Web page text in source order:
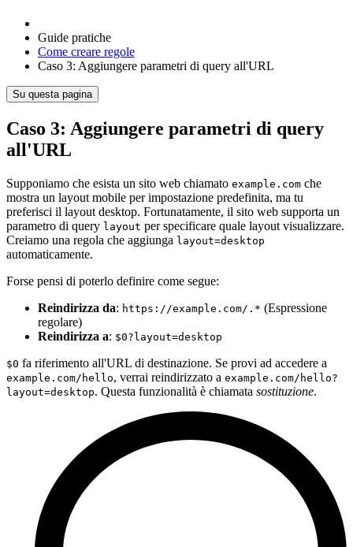
Guide pratiche
Come creare regole
Caso 3: Aggiungere parametri di query all'URL
Su questa pagina
Caso 3: Aggiungere parametri di query
all'URL
Supponiamo che esista un sito web chiamato example.com che
mostra un layout mobile per impostazione predefinita, ma tu
preferisci il layout desktop. Fortunatamente, il sito web supporta un
parametro di query layout per specificare quale layout visualizzare.
Creiamo una regola che aggiunga layout=desktop
automaticamente.
Forse pensi di poterlo definire come segue:
Reindirizza da: https://example.com/.* (Espressione
regolare)
Reindirizza a: $0?layout=desktop
$0 fa riferimento all'URL di destinazione. Se provi ad accedere a
example.com/hello, verrai reindirizzato a example.com/hello?
layout=desktop. Questa funzionalità è chiamata sostituzione.